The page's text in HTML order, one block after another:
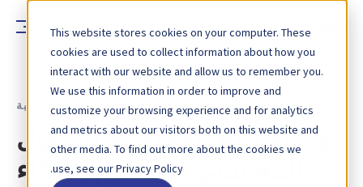
This website stores cookies on your computer. These
cookies are used to collect information about how you
interact with our website and allow us to remember you.
We use this information in order to improve and
customize your browsing experience and for analytics
and metrics about our visitors both on this website and
other media. To find out more about the cookies we
use, see our Privacy Policy.
خاصية - واجهة API المحاسبة
واجهة API المحاسبة للترحيل
المحاسبي المدعوم بالذكاء